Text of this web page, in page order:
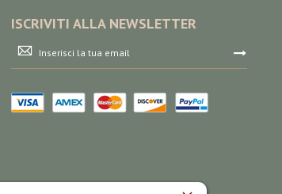
ISCRIVITI ALLA NEWSLETTER
Iscriviti
alla
nostra